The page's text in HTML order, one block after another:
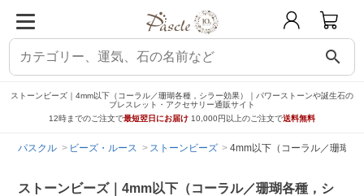
search
ストーンビーズ｜4mm以下（コーラル／珊瑚各種，シラー効果）｜パワーストーンや誕生石の
ブレスレット・アクセサリー通販サイト
12時までのご注文で最短翌日にお届け 10,000円以上のご注文で送料無料
パスクル ビーズ・ルース ストーンビーズ 4mm以下（コーラル／珊瑚各
ストーンビーズ｜4mm以下（コーラル／珊瑚各種，シ